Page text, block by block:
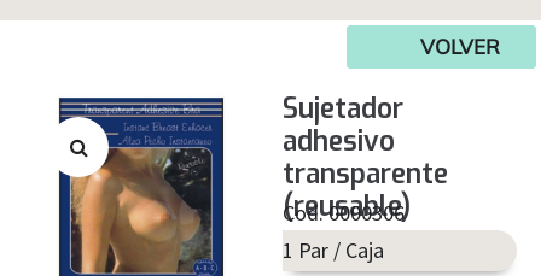
VOLVER
Sujetador
adhesivo
transparente
(reusable)
Cod. 0000306
1 Par / Caja